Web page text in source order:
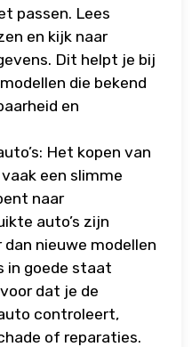
passen. Lees
en kijk naar
Dit helpt je bij
die bekend
en
Het kopen van
een slimme
naar
auto’s zijn
nieuwe modellen
in goede staat
dat je de
controleert,
of reparaties.